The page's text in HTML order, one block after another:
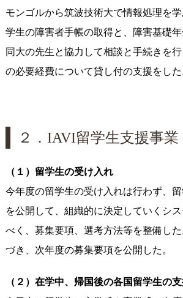
モンゴルから筑波技術大で情報処理を
学生の障害者手帳の取得と、障害基礎年
同大の先生と協力して相談と手続きを
の必要経費について貸し付の支援をした
２．IAVI留学生支援事業
（１）留学生の受け入れ
今年度の留学生の受け入れは行わず、
を公開して、組織的に決定していくシ
べく、募集要項、選考方法等を整備し
づき、次年度の募集要項を公開した。
（２）在学中、帰国後の各国留学生の